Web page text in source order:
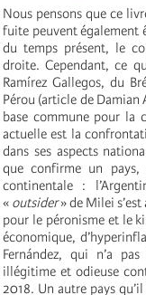
Nous pensons que ce
fuite peuvent également
du temps présent, le
droite. Cependant, ce
Ramírez Gallegos, du
Pérou (article de Damian
base commune pour la
actuelle est la
dans ses aspects
que confirme un pays,
continentale :
« outsider» de Milei s’est
pour le péronisme et le
économique,
Fernández, qui n’a
illégitime et odieuse
2018. Un autre pays